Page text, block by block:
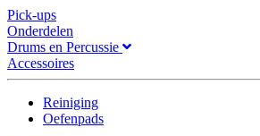
Pick-ups
Onderdelen
Drums en Percussie
Accessoires
Reiniging
Oefenpads